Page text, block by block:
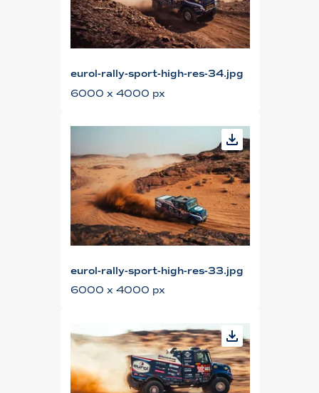
eurol-rally-sport-high-res-34.jpg
6000 x 4000 px
eurol-rally-sport-high-res-33.jpg
6000 x 4000 px